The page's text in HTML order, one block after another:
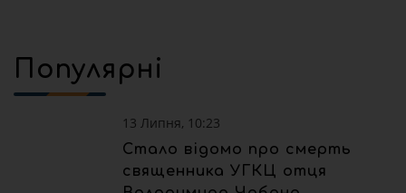
Популярні
13 Липня, 10:23
Стало відомо про смерть
священника УГКЦ отця